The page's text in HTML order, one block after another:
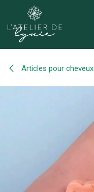
Se rendre au contenu
Articles pour cheveux